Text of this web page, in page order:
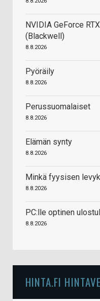
NVIDIA GeForce
(Blackwell)
8.8.2026
Pyöräily
8.8.2026
Perussuomalaiset
8.8.2026
Elämän synty
8.8.2026
Minkä fyysisen
8.8.2026
PC:lle optinen
8.8.2026
HINTA.FI